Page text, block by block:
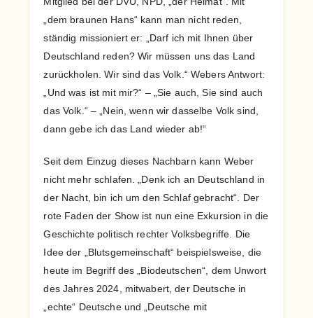
„dem braunen Hans“ kann man nicht reden,
ständig missioniert er: „Darf ich mit Ihnen über
Deutschland reden? Wir müssen uns das Land
zurückholen. Wir sind das Volk.“ Webers Antwort:
„Und was ist mit mir?“ – „Sie auch, Sie sind auch
das Volk.“ – „Nein, wenn wir dasselbe Volk sind,
dann gebe ich das Land wieder ab!“
Seit dem Einzug dieses Nachbarn kann Weber
nicht mehr schlafen. „Denk ich an Deutschland in
der Nacht, bin ich um den Schlaf gebracht“. Der
rote Faden der Show ist nun eine Exkursion in die
Geschichte politisch rechter Volksbegriffe. Die
Idee der „Blutsgemeinschaft“ beispielsweise, die
heute im Begriff des „Biodeutschen“, dem Unwort
des Jahres 2024, mitwabert, der Deutsche in
„echte“ Deutsche und „Deutsche mit